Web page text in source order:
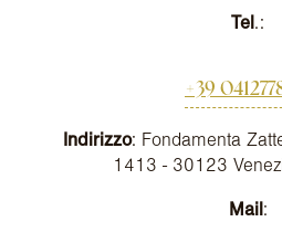
Tel.:
+39
Indirizzo: Fondamenta
1413 - 30123
Mail: